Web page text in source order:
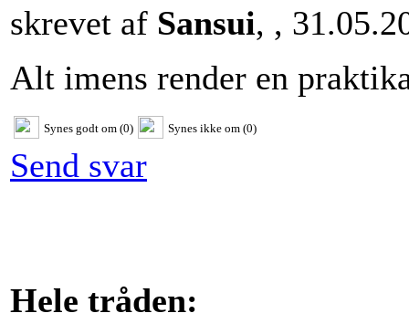
skrevet af Sansui, ,
Alt imens render en
Synes godt om (0) Synes ikke om (0)
Send svar
Hele tråden: